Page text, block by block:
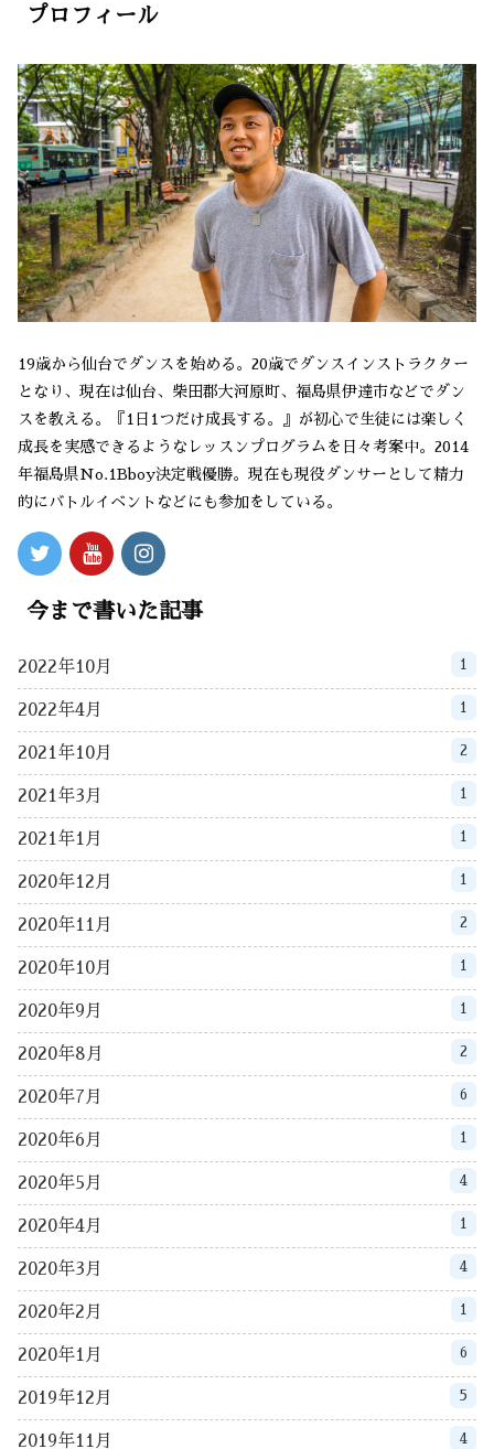
プロフィール
19歳から仙台でダンスを始める。20歳でダンスインストラクター
となり、現在は仙台、柴田郡大河原町、福島県伊達市などでダン
スを教える。『1日1つだけ成長する。』が初心で生徒には楽しく
成長を実感できるようなレッスンプログラムを日々考案中。2014
年福島県No.1Bboy決定戦優勝。現在も現役ダンサーとして精力
的にバトルイベントなどにも参加をしている。
今まで書いた記事
2022年10月 1
2022年4月 1
2021年10月 2
2021年3月 1
2021年1月 1
2020年12月 1
2020年11月 2
2020年10月 1
2020年9月 1
2020年8月 2
2020年7月 6
2020年6月 1
2020年5月 4
2020年4月 1
2020年3月 4
2020年2月 1
2020年1月 6
2019年12月 5
2019年11月 4